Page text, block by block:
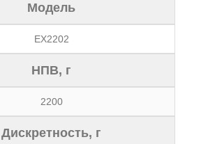
Модель
EX2202
НПВ, г
2200
Дискретность, г